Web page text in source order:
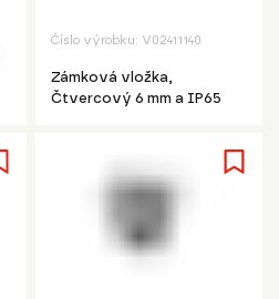
Číslo výrobku: V02411140
Zámková vložka,
Čtvercový 6 mm a IP65